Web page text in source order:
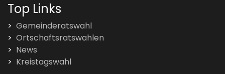
Top Links
Gemeinderatswahl
Ortschaftsratswahlen
News
Kreistagswahl